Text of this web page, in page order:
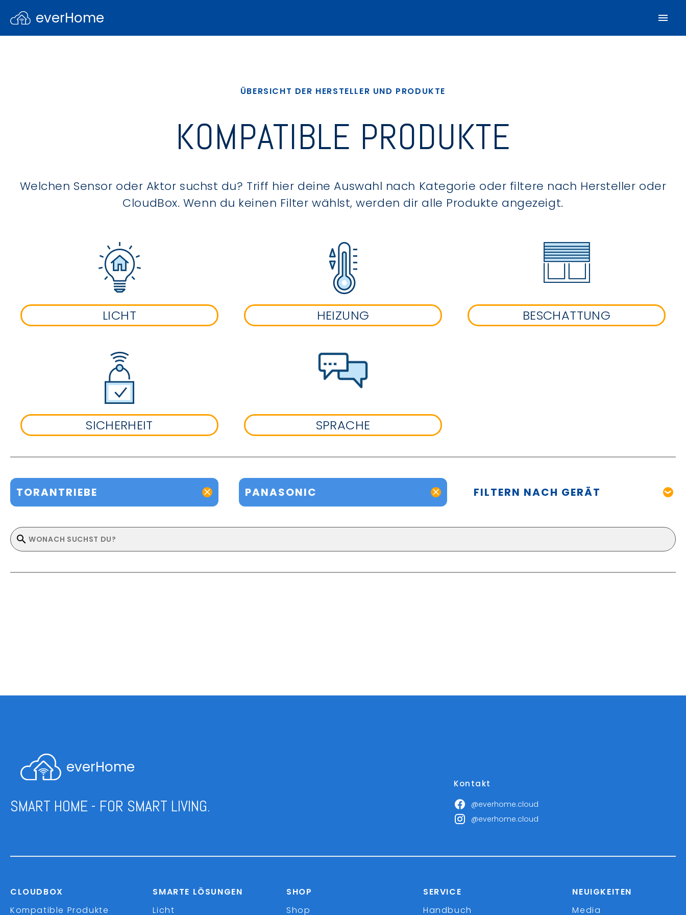
everHome
ÜBERSICHT DER HERSTELLER UND PRODUKTE
KOMPATIBLE PRODUKTE
Welchen Sensor oder Aktor suchst du? Triff hier deine Auswahl nach Kategorie oder filtere nach Hersteller oder
CloudBox. Wenn du keinen Filter wählst, werden dir alle Produkte angezeigt.
LICHT HEIZUNG BESCHATTUNG
SICHERHEIT SPRACHE
TORANTRIEBE PANASONIC FILTERN NACH GERÄT
everHome
SMART HOME - FOR SMART LIVING.
Kontakt
@everhome.cloud
@everhome.cloud
CLOUDBOX
Kompatible Produkte
SMARTE LÖSUNGEN
Licht
SHOP
Shop
SERVICE
Handbuch
NEUIGKEITEN
Media